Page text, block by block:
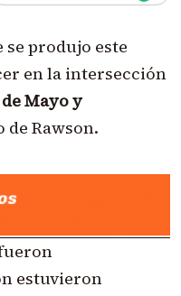
produjo este
en la intersección
de Mayo y
Rawson.
estuvieron